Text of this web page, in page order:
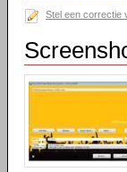
Stel een correctie